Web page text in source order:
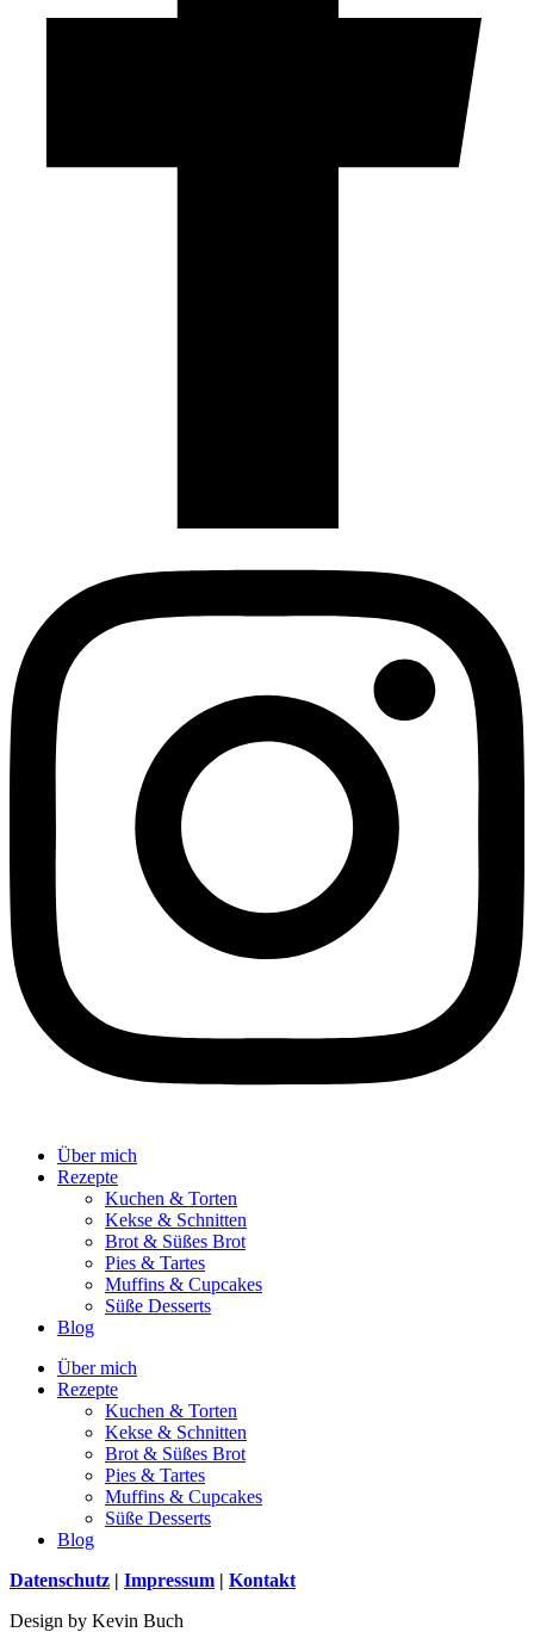
Über mich
Rezepte
Kuchen & Torten
Kekse & Schnitten
Brot & Süßes Brot
Pies & Tartes
Muffins & Cupcakes
Süße Desserts
Blog
Über mich
Rezepte
Kuchen & Torten
Kekse & Schnitten
Brot & Süßes Brot
Pies & Tartes
Muffins & Cupcakes
Süße Desserts
Blog
Datenschutz | Impressum | Kontakt
Design by Kevin Buch